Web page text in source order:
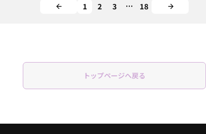
1 2 3 … 18
トップページへ戻る